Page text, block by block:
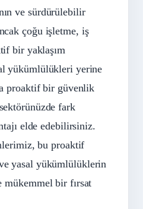
ve sürdürülebilir
çoğu işletme, iş
bir yaklaşım
yükümlülükleri yerine
proaktif bir güvenlik
fark
elde edebilirsiniz.
bu proaktif
yasal yükümlülüklerin
mükemmel bir fırsat